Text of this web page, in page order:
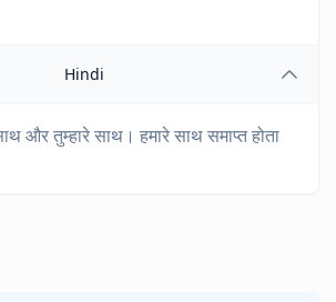
Hindi
और तुम्हारे साथ। हमारे साथ समाप्त होता